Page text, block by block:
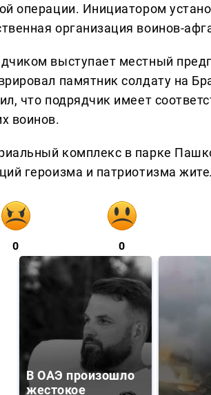
операции. Инициатором
организация воинов-
выступает местный
памятник солдату на
что подрядчик имеет
воинов.
комплекс в парке
героизма и патриотизма
0 0
В ОАЭ произошло
жестокое